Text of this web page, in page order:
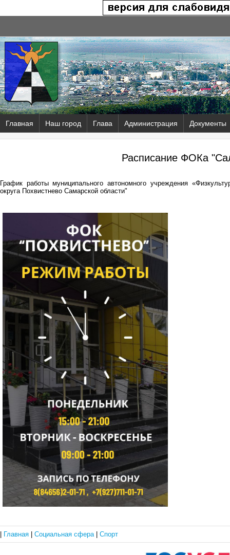
Главная Наш город Глава Администрация Документы
Расписание ФОКа
График работы муниципального автономного учреждения
округа Похвистнево Самарской области"
Главная Социальная сфера Спорт